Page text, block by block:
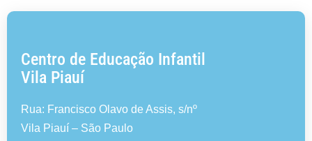
Centro de Educação Infantil
Vila Piauí
Rua: Francisco Olavo de Assis, s/nº
Vila Piauí – São Paulo